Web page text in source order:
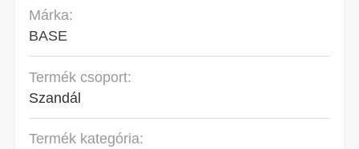
Márka:
BASE
Termék csoport:
Szandál
Termék kategória: